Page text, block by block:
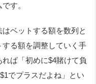
す。
ベットする額を数列と
る額を調整していく手
ば「初めに$4賭けて負
でプラスだよね」とい